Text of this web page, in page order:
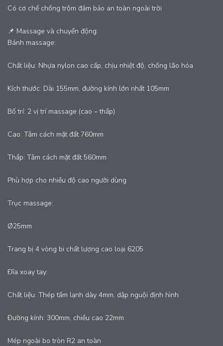
Có cơ chế chống trộm đảm bảo an toàn ngoài trời
📌 Massage và chuyển động:
Bánh massage:
Chất liệu: Nhựa nylon cao cấp, chịu nhiệt độ, chống lão hóa
Kích thước: Dài 155mm, đường kính lớn nhất 105mm
Bố trí: 2 vị trí massage (cao – thấp)
Cao: Tâm cách mặt đất 760mm
Thấp: Tâm cách mặt đất 560mm
Phù hợp cho nhiều độ cao người dùng
Trục massage:
Ø25mm
Trang bị 4 vòng bi chất lượng cao loại 6205
Đĩa xoay tay:
Chất liệu: Thép tấm lạnh dày 4mm, dập nguội định hình
Đường kính: 300mm, chiều cao 22mm
Mép ngoài bo tròn R2 an toàn